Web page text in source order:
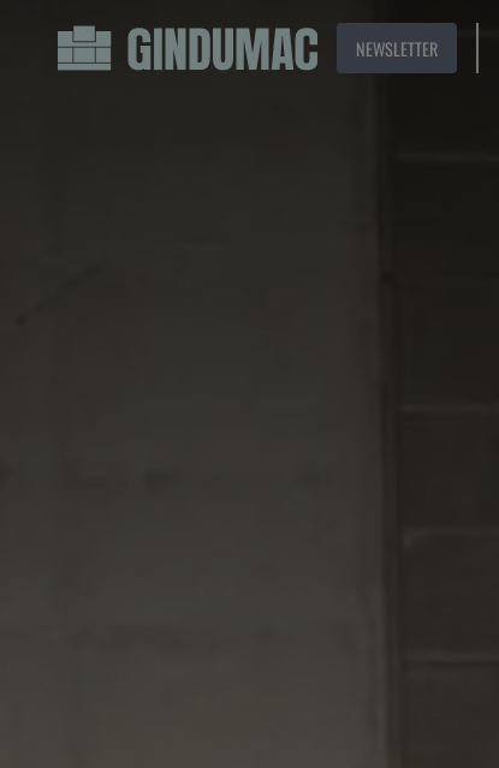
NEWSLETTER